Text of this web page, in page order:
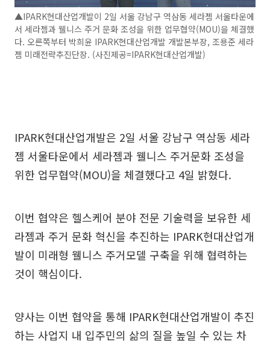
▲IPARK현대산업개발이 2일 서울 강남구 역삼동 세라젬 서울타운에
서 세라젬과 웰니스 주거 문화 조성을 위한 업무협약(MOU)을 체결했
다. 오른쪽부터 박희윤 IPARK현대산업개발 개발본부장, 조용준 세라
젬 미래전략추진단장. (사진제공=IPARK현대산업개발)
IPARK현대산업개발은 2일 서울 강남구 역삼동 세라
젬 서울타운에서 세라젬과 웰니스 주거문화 조성을
위한 업무협약(MOU)을 체결했다고 4일 밝혔다.
이번 협약은 헬스케어 분야 전문 기술력을 보유한 세
라젬과 주거 문화 혁신을 추진하는 IPARK현대산업개
발이 미래형 웰니스 주거모델 구축을 위해 협력하는
것이 핵심이다.
양사는 이번 협약을 통해 IPARK현대산업개발이 추진
하는 사업지 내 입주민의 삶의 질을 높일 수 있는 차